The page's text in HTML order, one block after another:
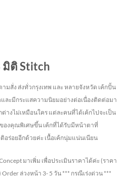
มิติ Stitch
ามสั่ง ส่งทั่วกรุงเทพ และ หลายจังหวัด เค้กปั้น
และมีกระแสความนิยมอย่างต่อเนื่องติดต่อมา
างไม่เหมือนใคร แต่ละคนที่ได้เค้กไปจะเป็น
องคุณพิเศษขึ้น เค้กที่ได้รับมีหน้าตาที่
อร่อยอีกด้วยค่ะ เนื้อเค้กนุ่มแน่นเนียน
มาเพิ่ม เพื่อประเมินราคาได้ค่ะ (ราคา
Order ล่วงหน้า 3- 5 วัน *** กรณีเร่งด่วน ***